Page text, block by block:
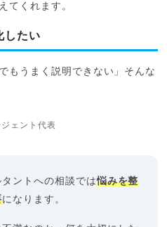
てくれます。
したい
もうまく説明できない」そんな
ェント代表
ントへの相談では悩みを整
になります。